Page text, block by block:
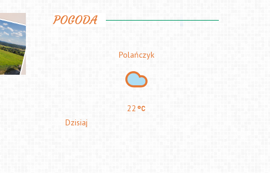
POGODA
Polańczyk
22
Dzisiaj